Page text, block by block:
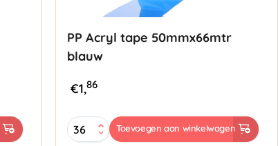
PP Acryl tape 50mmx66mtr
blauw
€1,86
PP
Acryl
Toevoegen aan winkelwagen